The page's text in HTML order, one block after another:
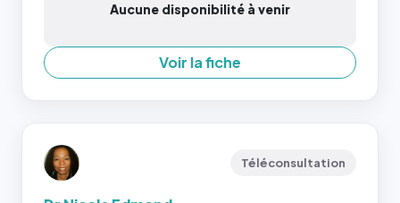
Aucune disponibilité à venir
Voir la fiche
Téléconsultation